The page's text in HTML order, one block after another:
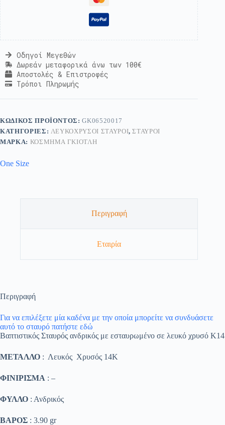
Οδηγοί Μεγεθών
Δωρεάν μεταφορικά άνω των 100€
Αποστολές & Επιστροφές
Τρόποι Πληρωμής
ΚΩΔΙΚΌΣ ΠΡΟΪΌΝΤΟΣ:GK06520017
ΚΑΤΗΓΟΡΊΕΣ: ΛΕΥΚΌΧΡΥΣΟΙ ΣΤΑΥΡΟΊ,ΣΤΑΥΡΟΊ
ΜΆΡΚΑ: ΚΟΣΜΗΜΑ ΓΚΙΟΤΛΗ
One Size
Περιγραφή
Εταιρία
Περιγραφή
Για να επιλέξετε μία καδένα με την οποία μπορείτε να συνδυάσετε
αυτό το σταυρό πατήστε εδώ
Βαπτιστικός Σταυρός ανδρικός με εσταυρωμένο σε λευκό χρυσό K14
ΜΕΤΑΛΛΟ : Λευκός Χρυσός 14K
ΦΙΝΙΡΙΣΜΑ : –
ΦΥΛΛΟ : Ανδρικός
ΒΑΡΟΣ : 3.90 gr